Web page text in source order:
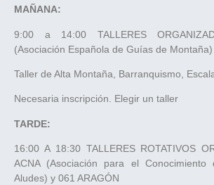
MAÑANA:
9:00 a 14:00 TALLERES
(Asociación Española de Guías de Montaña)
Taller de Alta Montaña, Barranquismo,
Necesaria inscripción. Elegir un taller
TARDE:
16:00 A 18:30 TALLERES ROTATIVOS
ACNA (Asociación para el
Aludes) y 061 ARAGÓN